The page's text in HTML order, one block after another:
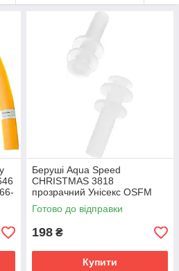
Беруші Aqua Speed ​​
CHRISTMAS 3818
прозрачний Унісекс OSFM
154
Готово до відправки
198 ₴
Купити